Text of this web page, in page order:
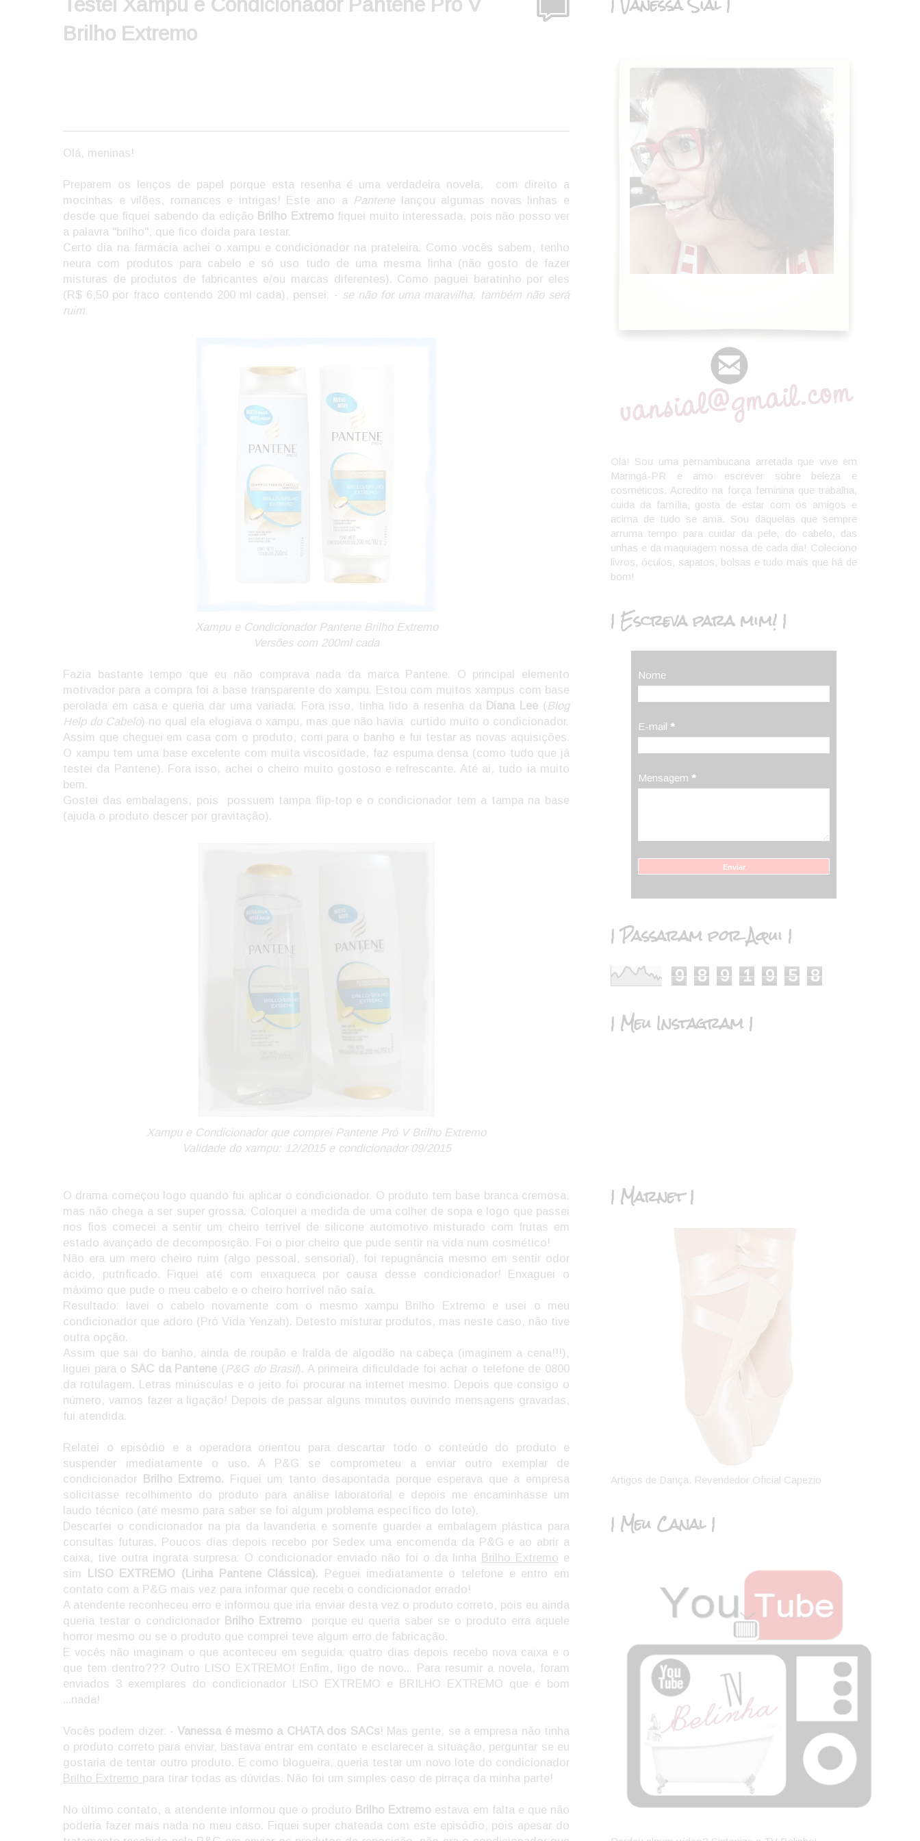
Brilho Extremo
Olá, meninas!
Preparem os lenços de papel porque esta resenha é uma verdadeira novela, com direito a
mocinhas e vilões, romances e intrigas! Este ano a
Pantenelançou algumas novas linhas e
desde que fiquei sabendo da edição Brilho Extremo fiquei muito interessada, pois não posso ver
a palavra "brilho", que fico doida para testar.
Certo dia na farmácia achei o xampu e condicionador na prateleira. Como vocês sabem, tenho
neura com produtos para cabelo e só uso tudo de uma mesma linha (não gosto de fazer
misturas de produtos de fabricantes e/ou marcas diferentes). Como paguei baratinho por eles
(R$ 6,50 por fraco contendo 200 ml cada), pensei: - se não for uma maravilha, também não será
ruim.
Xampu e Condicionador Pantene Brilho Extremo
Versões com 200ml cada
Fazia bastante tempo que eu não comprava nada da marca Pantene. O principal elemento
motivador para a compra foi a base transparente do xampu. Estou com muitos xampus com base
perolada em casa e queria dar uma variada. Fora isso, tinha lido a resenha da Diana Lee (Blog
Help do Cabelo) no qual ela elogiava o xampu, mas que não havia curtido muito o condicionador.
Assim que cheguei em casa com o produto, corri para o banho e fui testar as novas aquisições.
O xampu tem uma base excelente com muita viscosidade, faz espuma densa (como tudo que já
testei da Pantene). Fora isso, achei o cheiro muito gostoso e refrescante. Até ai, tudo ia muito
bem.
Gostei das embalagens, pois possuem tampa flip-top e o condicionador tem a tampa na base
(ajuda o produto descer por gravitação).
Xampu e Condicionador que comprei Pantene Pró V Brilho Extremo
Validade do xampu: 12/2015 e condicionador 09/2015
O drama começou logo quando fui aplicar o condicionador. O produto tem base branca cremosa,
mas não chega a ser super grossa. Coloquei a medida de uma colher de sopa e logo que passei
nos fios comecei a sentir um cheiro terrível de silicone automotivo misturado com frutas em
estado avançado de decomposição. Foi o pior cheiro que pude sentir na vida num cosmético!
Não era um mero cheiro ruim (algo pessoal, sensorial), foi repugnância mesmo em sentir odor
ácido, putrificado. Fiquei até com enxaqueca por causa desse condicionador! Enxaguei o
máximo que pude o meu cabelo e o cheiro horrível não saía.
Resultado: lavei o cabelo novamente com o mesmo xampu Brilho Extremo e usei o meu
condicionador que adoro (Pró Vida Yenzah). Detesto misturar produtos, mas neste caso, não tive
outra opção.
Assim que sai do banho, ainda de roupão e fralda de algodão na cabeça (imaginem a cena!!!),
liguei para o SAC da Pantene (P&G do Brasil). A primeira dificuldade foi achar o telefone de 0800
da rotulagem. Letras minúsculas e o jeito foi procurar na internet mesmo. Depois que consigo o
número, vamos fazer a ligação! Depois de passar alguns minutos ouvindo mensagens gravadas,
fui atendida.
Relatei o episódio e a operadora orientou para descartar todo o conteúdo do produto e
suspender imediatamente o uso. A P&G se comprometeu a enviar outro exemplar de
condicionador
Brilho Extremo. Fiquei um tanto desapontada porque esperava que a empresa
solicitasse recolhimento do produto para análise laboratorial e depois me encaminhasse um
laudo técnico (até mesmo para saber se foi algum problema específico do lote).
Descartei o condicionador na pia da lavanderia e somente guardei a embalagem plástica para
consultas futuras. Poucos dias depois recebo por Sedex uma encomenda da P&G e ao abrir a
caixa, tive outra ingrata surpresa: O condicionador enviado não foi o da linha Brilho Extremo e
sim
LISO EXTREMO (Linha Pantene Clássica). Peguei imediatamente o telefone e entro em
contato com a P&G mais vez para informar que recebi o condicionador errado!
A atendente reconheceu erro e informou que iria enviar desta vez o produto correto, pois eu ainda
queria testar o condicionadorBrilho Extremo
porque eu queria saber se o produto erra aquele
horror mesmo ou se o produto que comprei teve algum erro de fabricação.
E vocês não imaginam o que aconteceu em seguida: quatro dias depois recebo nova caixa e o
que tem dentro??? Outro LISO EXTREMO! Enfim, ligo de novo... Para resumir a novela, foram
enviados 3 exemplares do condicionador LISO EXTREMO e BRILHO EXTREMO que é bom
...nada!
Vocês podem dizer: - Vanessa é mesmo a CHATA dos SACs! Mas gente, se a empresa não tinha
o produto correto para enviar, bastava entrar em contato e esclarecer a situação, perguntar se eu
gostaria de tentar outro produto. E como blogueira, queria testar um novo lote do condicionador
Brilho Extremo para tirar todas as dúvidas. Não foi um simples caso de pirraça da minha parte!
No último contato, a atendente informou que o produto Brilho Extremo estava em falta e que não
poderia fazer mais nada no meu caso. Fiquei super chateada com este episódio, pois apesar do
Olá! Sou uma pernambucana arretada que vive em
Maringá-PR e amo escrever sobre beleza e
cosméticos. Acredito na força feminina que trabalha,
cuida da família, gosta de estar com os amigos e
acima de tudo se ama. Sou daquelas que sempre
arruma tempo para cuidar da pele, do cabelo, das
unhas e da maquiagem nossa de cada dia! Coleciono
livros, óculos, sapatos, bolsas e tudo mais que há de
bom!
| Escreva para mim! |
Nome
E-mail *
Mensagem *
| Passaram por Aqui |
9 8 9 1 9 5 8
| Meu Instagram |
| Marnet |
Artigos de Dança. Revendedor Oficial Capezio
| Meu Canal |